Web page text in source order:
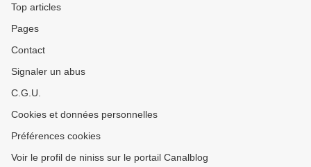
Top articles
Pages
Contact
Signaler un abus
C.G.U.
Cookies et données personnelles
Préférences cookies
Voir le profil de niniss sur le portail Canalblog